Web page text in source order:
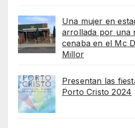
Una mujer en
arrollada por una
cenaba en el Mc
Millor
Presentan las
Porto Cristo 2024